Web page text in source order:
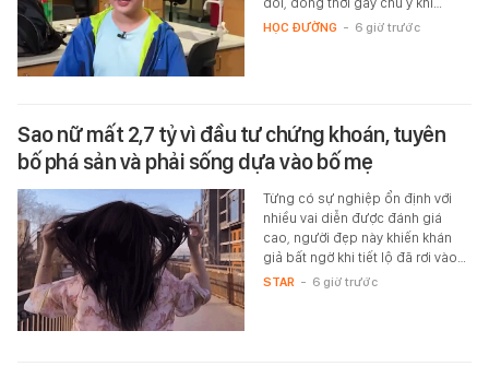
HỌC ĐƯỜNG - 6 giờ trước
Sao nữ mất 2,7 tỷ vì đầu tư chứng khoán, tuyên
bố phá sản và phải sống dựa vào bố mẹ
Từng có sự nghiệp ổn định với
nhiều vai diễn được đánh giá
cao, người đẹp này khiến khán
giả bất ngờ khi tiết lộ đã rơi vào…
STAR - 6 giờ trước